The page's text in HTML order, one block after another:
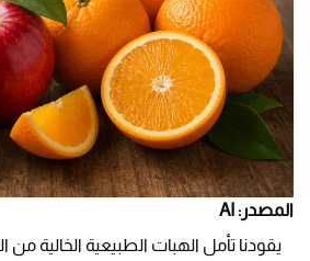
المصدر: AI
يقودنا تأمل الهبات الطبيعية الخالية من